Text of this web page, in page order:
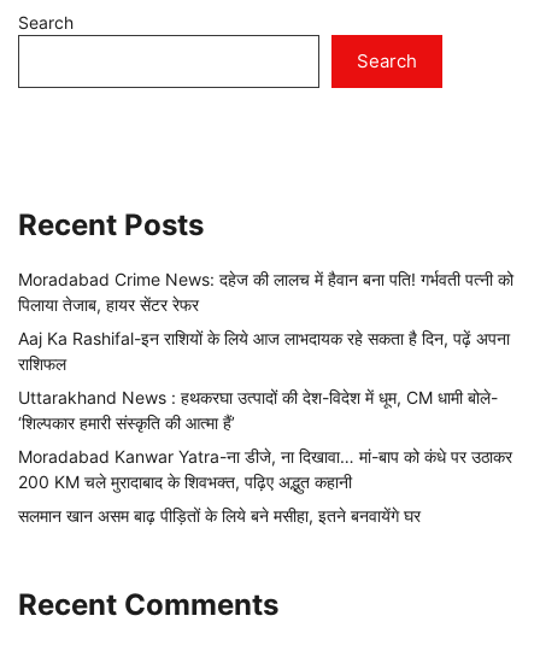
Search
Search
Recent Posts
Moradabad Crime News: दहेज की लालच में हैवान बना पति! गर्भवती पत्नी को
पिलाया तेजाब, हायर सेंटर रेफर
Aaj Ka Rashifal-इन राशियों के लिये आज लाभदायक रहे सकता है दिन, पढ़ें अपना
राशिफल
Uttarakhand News : हथकरघा उत्पादों की देश-विदेश में धूम, CM धामी बोले-
‘शिल्पकार हमारी संस्कृति की आत्मा हैं’
Moradabad Kanwar Yatra-ना डीजे, ना दिखावा… मां-बाप को कंधे पर उठाकर
200 KM चले मुरादाबाद के शिवभक्त, पढ़िए अद्भुत कहानी
सलमान खान असम बाढ़ पीड़ितों के लिये बने मसीहा, इतने बनवायेंगे घर
Recent Comments